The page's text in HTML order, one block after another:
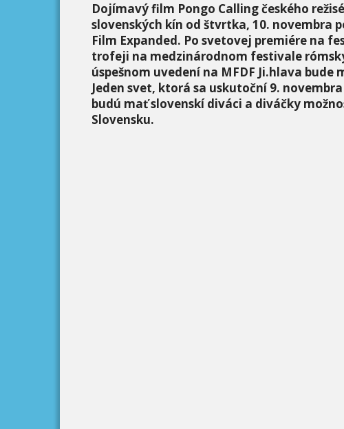
Dojímavý film Pongo Calling českého
slovenských kín od štvrtka, 10. novembra
Film Expanded. Po svetovej premiére na
trofeji na medzinárodnom festivale
úspešnom uvedení na MFDF Ji.hlava
Jeden svet, ktorá sa uskutoční 9.
budú mať slovenskí diváci a diváčky
Slovensku.